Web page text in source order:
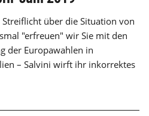
Streiflicht über die Situation von
"erfreuen" wir Sie mit den
der Europawahlen in
– Salvini wirft ihr inkorrektes